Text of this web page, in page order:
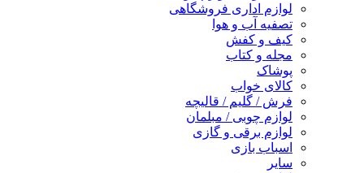
لوازم اداری فروشگاهی
تصفیه آب و هوا
کیف و کفش
مجله و کتاب
پوشاک
کالای خواب
فرش / گلیم / قالیچه
لوازم چوبی / مبلمان
لوازم برقی و گازی
اسباب بازی
سایر